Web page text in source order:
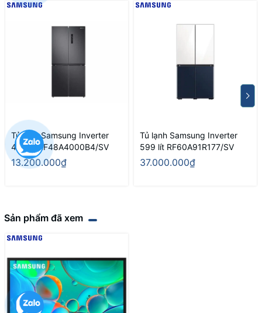
Tủ lạnh Samsung Inverter
488 lít RF48A4000B4/SV
13.200.000₫
Tủ lạnh Samsung Inverter
599 lít RF60A91R177/SV
37.000.000₫
Sản phẩm đã xem